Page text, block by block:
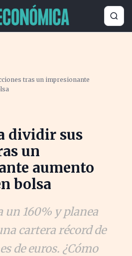
tras un impresionante
dividir sus
un
aumento
bolsa
un 160% y planea
cartera récord de
de euros. ¿Cómo